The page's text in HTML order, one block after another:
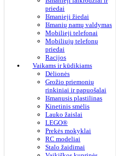
priedai
Išmanieji žiedai
Išmanių namų valdymas
Mobilieji telefonai
Mobiliųjų telefonų
priedai
Racijos
Vaikams ir kūdikiams
Dėlionės
Grožio priemonių
rinkiniai ir papuošalai
Išmanusis plastilinas
Kinetinis smėlis
Lauko žaislai
LEGO®
Prekės mokyklai
RC modeliai
Stalo žaidimai